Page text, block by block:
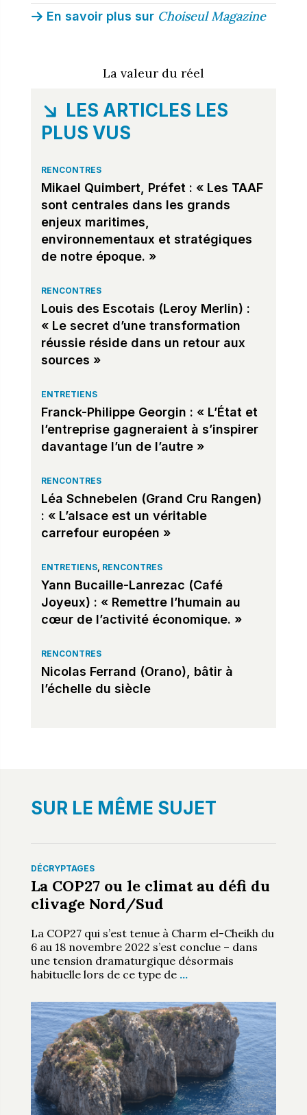
En savoir plus sur Choiseul Magazine
La valeur du réel
LES ARTICLES LES
PLUS VUS
RENCONTRES
Mikael Quimbert, Préfet : « Les TAAF
sont centrales dans les grands
enjeux maritimes,
environnementaux et stratégiques
de notre époque. »
RENCONTRES
Louis des Escotais (Leroy Merlin) :
« Le secret d’une transformation
réussie réside dans un retour aux
sources »
ENTRETIENS
Franck-Philippe Georgin : « L’État et
l’entreprise gagneraient à s’inspirer
davantage l’un de l’autre »
RENCONTRES
Léa Schnebelen (Grand Cru Rangen)
: « L’alsace est un véritable
carrefour européen »
ENTRETIENS, RENCONTRES
Yann Bucaille-Lanrezac (Café
Joyeux) : « Remettre l’humain au
cœur de l’activité économique. »
RENCONTRES
Nicolas Ferrand (Orano), bâtir à
l’échelle du siècle
SUR LE MÊME SUJET
DÉCRYPTAGES
La COP27 ou le climat au défi du
clivage Nord/Sud
La COP27 qui s’est tenue à Charm el-Cheikh du
6 au 18 novembre 2022 s’est conclue – dans
une tension dramaturgique désormais
habituelle lors de ce type de …